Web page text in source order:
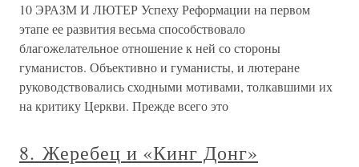
10 ЭРАЗМ И ЛЮТЕР Успеху Реформации на первом
этапе ее развития весьма способствовало
благожелательное отношение к ней со стороны
гуманистов. Объективно и гуманисты, и лютеране
руководствовались сходными мотивами, толкавшими их
на критику Церкви. Прежде всего это
8. Жеребец и «Кинг Донг»